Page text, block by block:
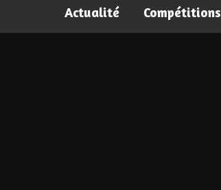
Actualité Compétitions